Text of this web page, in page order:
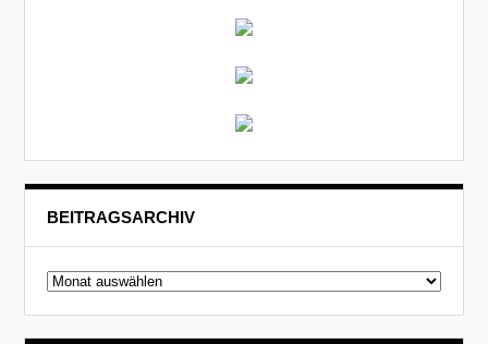
BEITRAGSARCHIV
Beitragsarchiv